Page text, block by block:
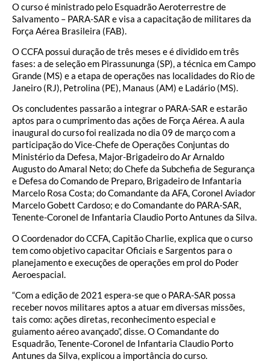
O curso é ministrado pelo Esquadrão Aeroterrestre de
Salvamento – PARA-SAR e visa a capacitação de militares da
Força Aérea Brasileira (FAB).
O CCFA possui duração de três meses e é dividido em três
fases: a de seleção em Pirassununga (SP), a técnica em Campo
Grande (MS) e a etapa de operações nas localidades do Rio de
Janeiro (RJ), Petrolina (PE), Manaus (AM) e Ladário (MS).
Os concludentes passarão a integrar o PARA-SAR e estarão
aptos para o cumprimento das ações de Força Aérea. A aula
inaugural do curso foi realizada no dia 09 de março com a
participação do Vice-Chefe de Operações Conjuntas do
Ministério da Defesa, Major-Brigadeiro do Ar Arnaldo
Augusto do Amaral Neto; do Chefe da Subchefia de Segurança
e Defesa do Comando de Preparo, Brigadeiro de Infantaria
Marcelo Rosa Costa; do Comandante da AFA, Coronel Aviador
Marcelo Gobett Cardoso; e do Comandante do PARA-SAR,
Tenente-Coronel de Infantaria Claudio Porto Antunes da Silva.
O Coordenador do CCFA, Capitão Charlie, explica que o curso
tem como objetivo capacitar Oficiais e Sargentos para o
planejamento e execuções de operações em prol do Poder
Aeroespacial.
“Com a edição de 2021 espera-se que o PARA-SAR possa
receber novos militares aptos a atuar em diversas missões,
tais como: ações diretas, reconhecimento especial e
guiamento aéreo avançado”, disse. O Comandante do
Esquadrão, Tenente-Coronel de Infantaria Claudio Porto
Antunes da Silva, explicou a importância do curso.